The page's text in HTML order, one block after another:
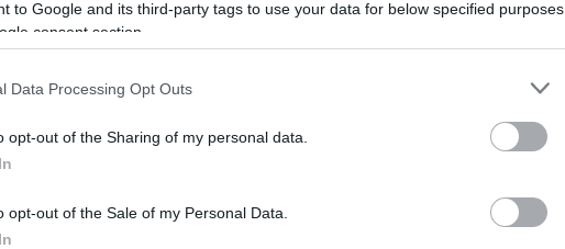
to Google and its third-party tags to use your data for below specified purposes
consent section.
Data Processing Opt Outs
opt-out of the Sharing of my personal data.
opt-out of the Sale of my Personal Data.
θα παίξει με τηΣερβία(9/8, 20:30-ΕΡΤ1),
το τουρνουά με τα ματς
ενώ ο
όπως επίσης και οΊνταν Ζάλμανσον